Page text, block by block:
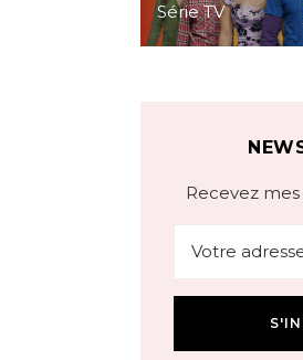
Série TV
Recevez